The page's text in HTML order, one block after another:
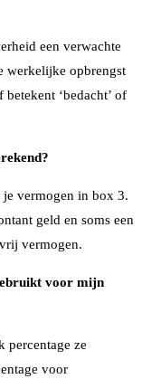
een verwachte
werkelijke opbrengst
‘bedacht’ of
vermogen in box 3.
geld en soms een
vermogen.
voor mijn
percentage ze
voor